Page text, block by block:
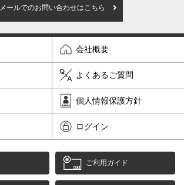
メールでのお問い合わせはこちら
会社概要
よくあるご質問
個人情報保護方針
ログイン
ご利用ガイド